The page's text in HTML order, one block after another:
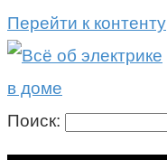
Перейти к контенту
Поиск: